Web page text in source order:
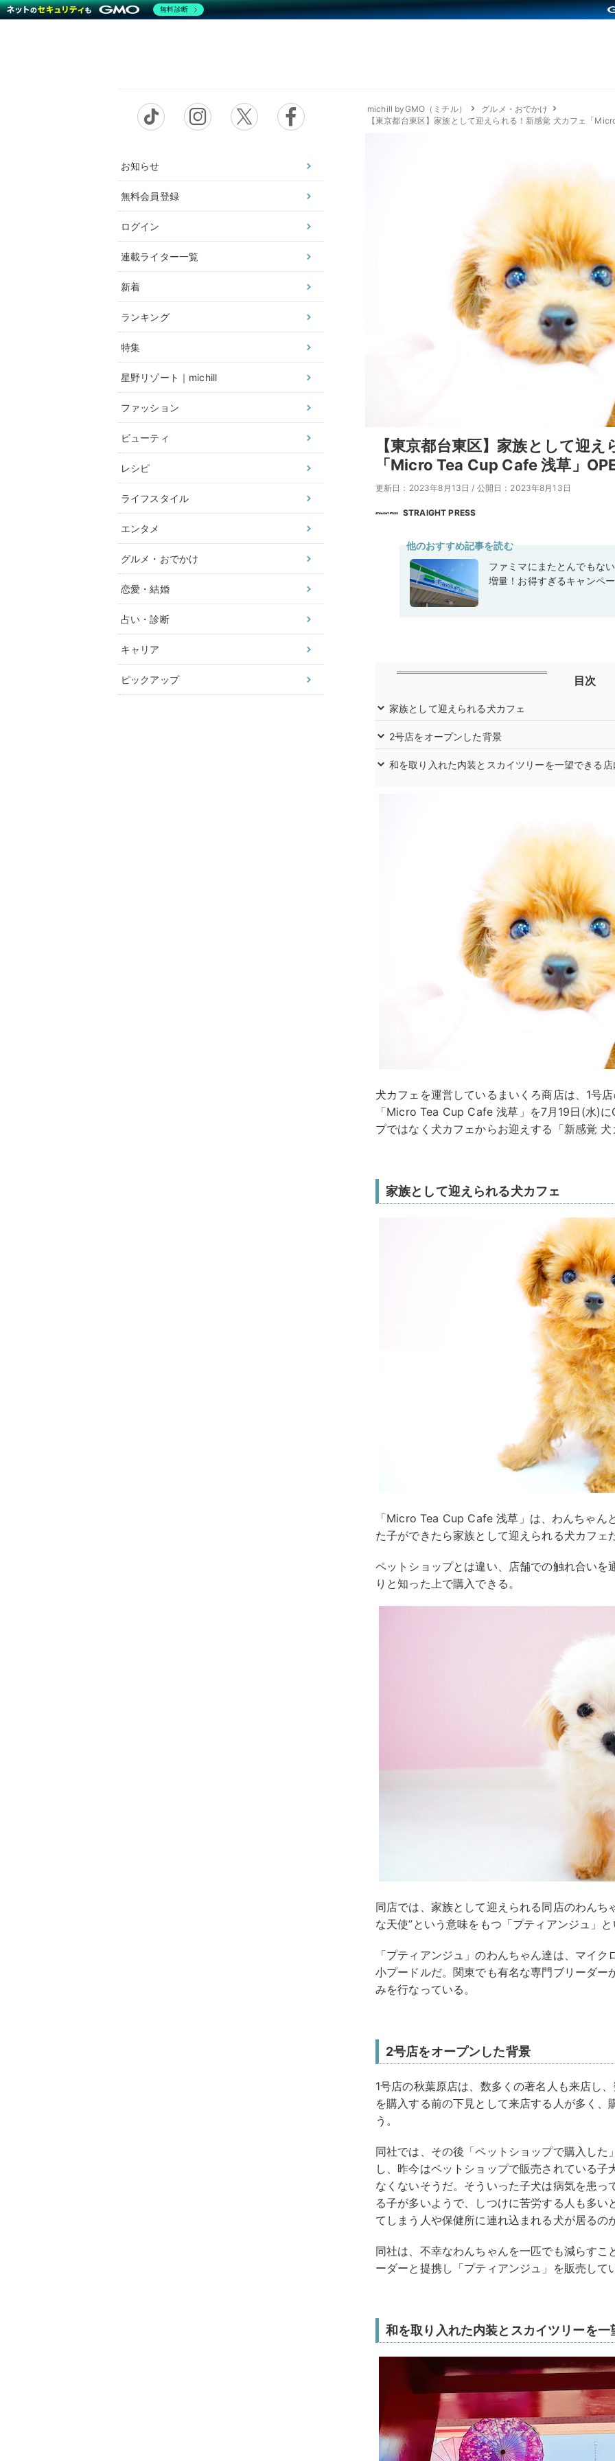
お知らせ
無料会員登録
ログイン
連載ライター一覧
新着
ランキング
特集
星野リゾート｜michill
ファッション
ビューティ
レシピ
ライフスタイル
エンタメ
グルメ・おでかけ
恋愛・結婚
占い・診断
キャリア
ピックアップ
michill byGMO（ミチル）
グルメ・おでかけ
【東京都台東区】家族として迎えられる！新感覚 犬カフェ「
【東京都台東区】家族として迎
「Micro Tea Cup Cafe 浅草」
更新日：2023年8月13日 / 公開日：2023年8月13日
STRAIGHT PRESS
他のおすすめ記事を読む
ファミマにまたとんでもな
増量！お得すぎるキャンペ
目次
家族として迎えられる犬カフェ
2号店をオープンした背景
和を取り入れた内装とスカイツリーを一望できる店
犬カフェを運営しているまいくろ商店は、1号
「Micro Tea Cup Cafe 浅草」を7月19日(水)
プではなく犬カフェからお迎えする「新感覚
家族として迎えられる犬カフェ
「Micro Tea Cup Cafe 浅草」は、わんちゃん
た子ができたら家族として迎えられる犬カフェ
ペットショップとは違い、店舗での触れ合いを
りと知った上で購入できる。
同店では、家族として迎えられる同店のわんち
な天使”という意味をもつ「プティアンジュ」
「プティアンジュ」のわんちゃん達は、マイ
小プードルだ。関東でも有名な専門ブリーダー
みを行なっている。
2号店をオープンした背景
1号店の秋葉原店は、数多くの著名人も来店し
を購入する前の下見として来店する人が多く
う。
同社では、その後「ペットショップで購入し
し、昨今はペットショップで販売されている
なくないそうだ。そういった子犬は病気を患
る子が多いようで、しつけに苦労する人も多
てしまう人や保健所に連れ込まれる犬が居るの
同社は、不幸なわんちゃんを一匹でも減らす
ーダーと提携し「プティアンジュ」を販売して
和を取り入れた内装とスカイツリーを一
無料診断